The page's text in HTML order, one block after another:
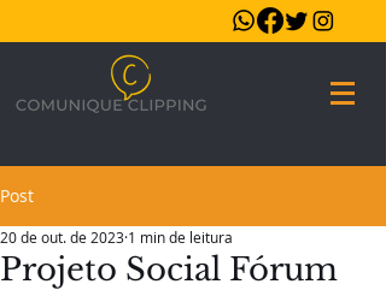
Post
Projeto Social Fórum
20 de out. de 2023 1 min de leitura